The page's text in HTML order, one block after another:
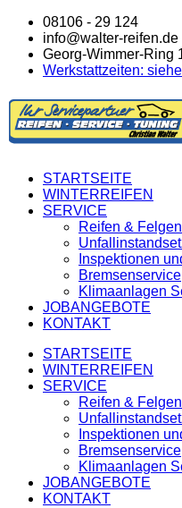
08106 - 29 124
info@walter-reifen.de
Georg-Wimmer-Ring
Werkstattzeiten:
STARTSEITE
WINTERREIFEN
SERVICE
Reifen &
Inspektionen
Bremsenservice
Klimaanlagen
JOBANGEBOTE
KONTAKT
STARTSEITE
WINTERREIFEN
SERVICE
Reifen &
Inspektionen
Bremsenservice
Klimaanlagen
JOBANGEBOTE
KONTAKT